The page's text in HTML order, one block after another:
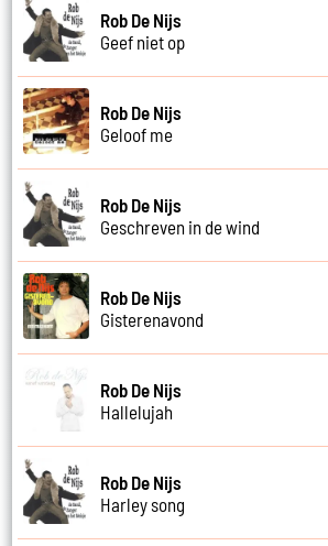
Rob De Nijs
Geef niet op
Rob De Nijs
Geloof me
Rob De Nijs
Geschreven in de wind
Rob De Nijs
Gisterenavond
Rob De Nijs
Hallelujah
Rob De Nijs
Harley song